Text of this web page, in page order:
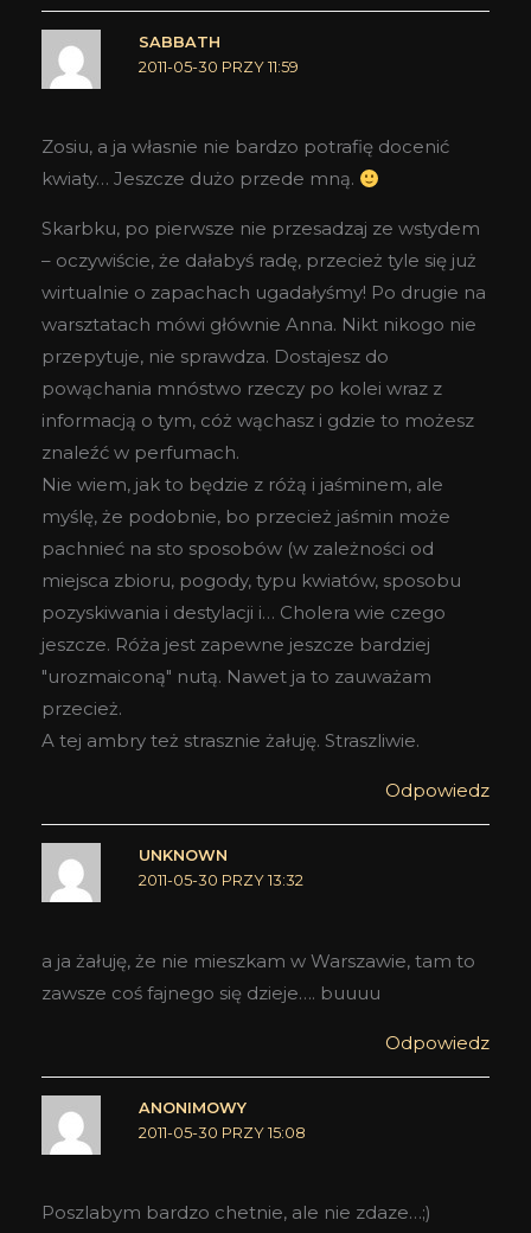
SABBATH
2011-05-30 PRZY 11:59
Zosiu, a ja własnie nie bardzo potrafię docenić
kwiaty… Jeszcze dużo przede mną.
Skarbku, po pierwsze nie przesadzaj ze wstydem
– oczywiście, że dałabyś radę, przecież tyle się już
wirtualnie o zapachach ugadałyśmy! Po drugie na
warsztatach mówi głównie Anna. Nikt nikogo nie
przepytuje, nie sprawdza. Dostajesz do
powąchania mnóstwo rzeczy po kolei wraz z
informacją o tym, cóż wąchasz i gdzie to możesz
znaleźć w perfumach.
Nie wiem, jak to będzie z różą i jaśminem, ale
myślę, że podobnie, bo przecież jaśmin może
pachnieć na sto sposobów (w zależności od
miejsca zbioru, pogody, typu kwiatów, sposobu
pozyskiwania i destylacji i… Cholera wie czego
jeszcze. Róża jest zapewne jeszcze bardziej
"urozmaiconą" nutą. Nawet ja to zauważam
przecież.
A tej ambry też strasznie żałuję. Straszliwie.
Odpowiedz
UNKNOWN
2011-05-30 PRZY 13:32
a ja żałuję, że nie mieszkam w Warszawie, tam to
zawsze coś fajnego się dzieje…. buuuu
Odpowiedz
ANONIMOWY
2011-05-30 PRZY 15:08
Poszlabym bardzo chetnie, ale nie zdaze…;)